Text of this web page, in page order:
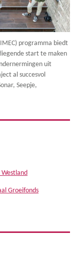
programma biedt
start te maken
uit
al succesvol
Seepje,
Groeifonds